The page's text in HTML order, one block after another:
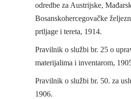
odredbe za Austrijske,
Bosanskohercegovačke
prtljage i tereta, 1914.
Pravilnik o službi br. 25 o
materijalima i inventarom,
Pravilnik o službi br. 50. za
1906.